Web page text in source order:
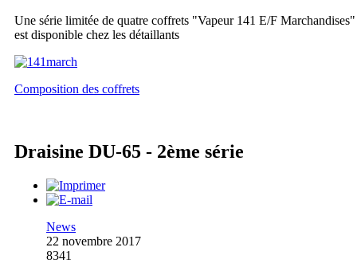
Une série limitée de quatre coffrets "Vapeur 141 E/F Marchandises"
est disponible chez les détaillants
Composition des coffrets
Draisine DU-65 - 2ème série
News
22 novembre 2017
8341